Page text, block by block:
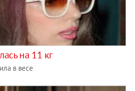
на 11 кг
в весе